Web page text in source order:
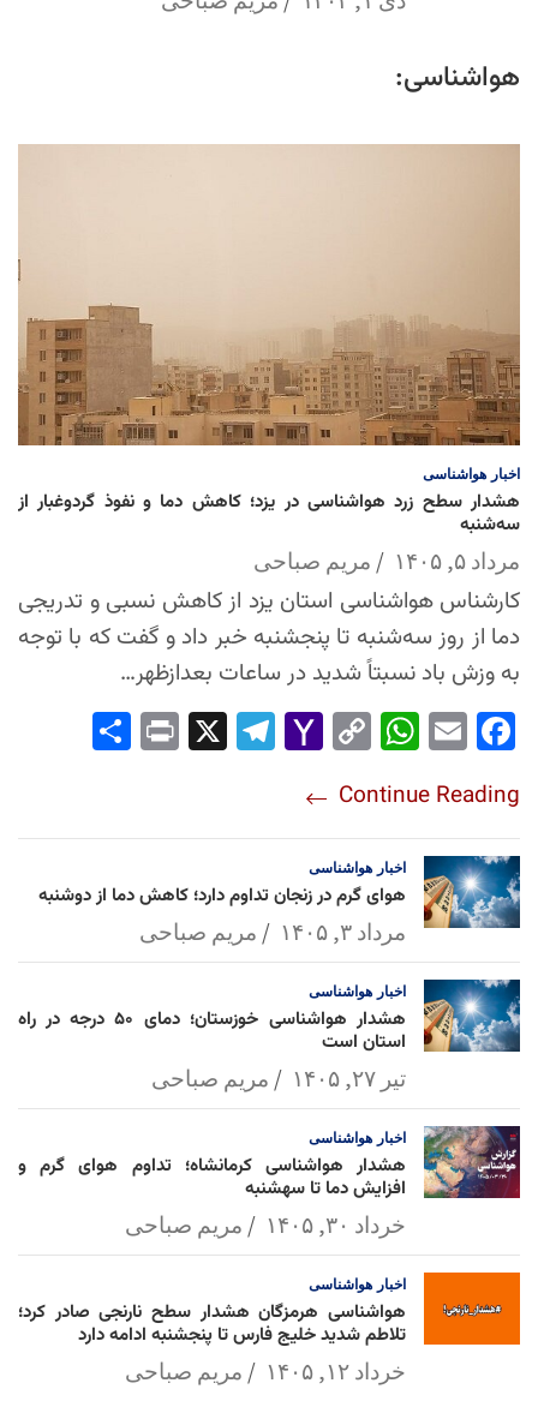
هواشناسی:
اخبار هواشناسی
هشدار سطح زرد هواشناسی در یزد؛ کاهش دما و نفوذ گردوغبار از
سه‌شنبه
مرداد ۵, ۱۴۰۵ مریم صباحی
کارشناس هواشناسی استان یزد از کاهش نسبی و تدریجی
دما از روز سه‌شنبه تا پنجشنبه خبر داد و گفت که با توجه
به وزش باد نسبتاً شدید در ساعات بعدازظهر…
Fac
ok
Em
Wh
Ap
p
Co
Lin
k
Yah
l
Tel
Pri
Continue Reading
اخبار هواشناسی
هوای گرم در زنجان تداوم دارد؛ کاهش دما از دوشنبه
مرداد ۳, ۱۴۰۵ مریم صباحی
اخبار هواشناسی
هشدار هواشناسی خوزستان؛ دمای ۵۰ درجه در راه
استان است
تیر ۲۷, ۱۴۰۵ مریم صباحی
اخبار هواشناسی
هشدار هواشناسی کرمانشاه؛ تداوم هوای گرم و
افزایش دما تا سهشنبه
خرداد ۳۰, ۱۴۰۵ مریم صباحی
اخبار هواشناسی
هواشناسی هرمزگان هشدار سطح نارنجی صادر کرد؛
تلاطم شدید خلیج فارس تا پنجشنبه ادامه دارد
خرداد ۱۲, ۱۴۰۵ مریم صباحی